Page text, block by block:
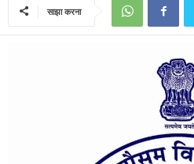
साझा करना